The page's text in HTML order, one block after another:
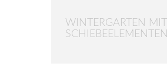
WINTERGARTEN MIT
SCHIEBEELEMENTEN